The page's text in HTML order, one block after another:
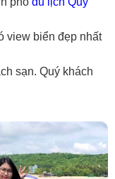
view biển đẹp nhất
sạn. Quý khách